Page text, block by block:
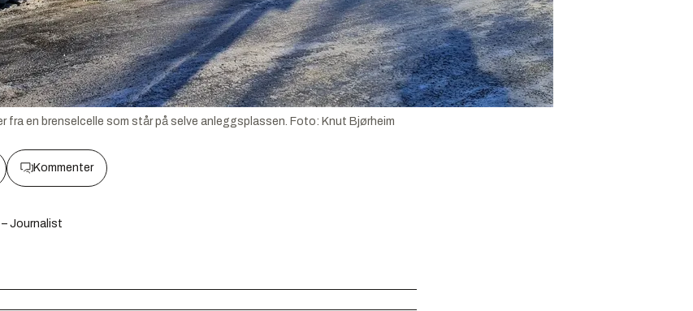
fra en brenselcelle som står på selve anleggsplassen. Foto: Knut Bjørheim
Kommenter
– Journalist